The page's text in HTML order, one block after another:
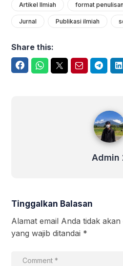
Artikel Ilmiah format
Jurnal Publikasi ilmiah
Share this:
Admin
Tinggalkan Balasan
Alamat email Anda tidak
yang wajib ditandai *